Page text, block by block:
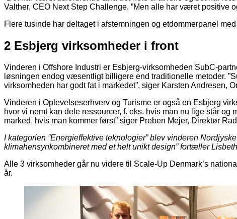
Valther, CEO Next Step Challenge. ”Men alle har været positive
Flere tusinde har deltaget i afstemningen og etdommerpanel
2 Esbjerg virksomheder i front
Vinderen i Offshore Industri er Esbjerg-virksomheden SubC-
løsningen endog væsentligt billigere end traditionelle metoder.
virksomheden har godt fat i markedet”, siger Karsten Andresen,
Vinderen i Oplevelseserhverv og Turisme er også en Esbjerg
hvor vi nemt kan dele ressourcer, f. eks. hvis man nu lige står
marked, hvis man kommer først” siger Preben Mejer, Direktør
I kategorien ”Energieffektive teknologier” blev vinderen
klimahensynkombineret med et helt unikt design” fortæller
Alle 3 virksomheder går nu videre til Scale-Up Denmark’s
år.